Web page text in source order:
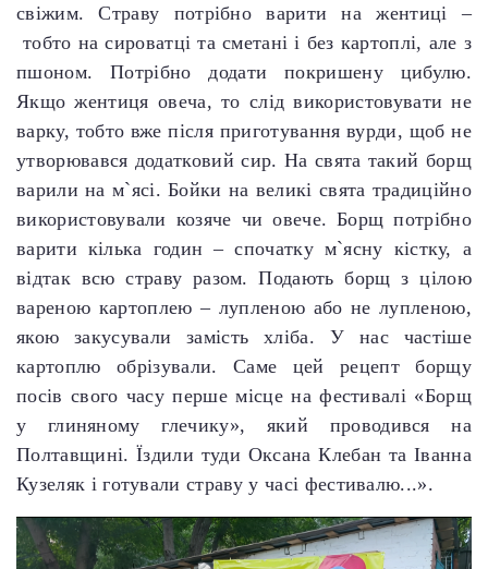
свіжим. Страву потрібно варити на жентиці –
тобто на сироватці та сметані і без картоплі, але з
пшоном. Потрібно додати покришену цибулю.
Якщо жентиця овеча, то слід використовувати не
варку, тобто вже після приготування вурди, щоб не
утворювався додатковий сир. На свята такий борщ
варили на м`ясі. Бойки на великі свята традиційно
використовували козяче чи овече. Борщ потрібно
варити кілька годин – спочатку м`ясну кістку, а
відтак всю страву разом. Подають борщ з цілою
вареною картоплею – лупленою або не лупленою,
якою закусували замість хліба. У нас частіше
картоплю обрізували. Саме цей рецепт борщу
посів свого часу перше місце на фестивалі «Борщ
у глиняному глечику», який проводився на
Полтавщині. Їздили туди Оксана Клебан та Іванна
Кузеляк і готували страву у часі фестивалю...».